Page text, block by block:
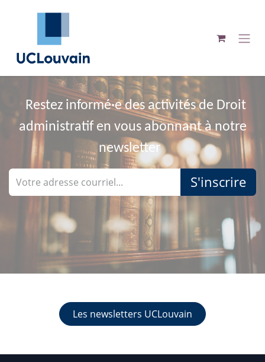
Se rendre au contenu
Restez informé·e des activités de Droit
administratif en vous abonnant à notre
newsletter
S'inscrire
Les newsletters UCLouvain